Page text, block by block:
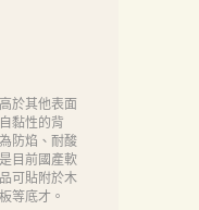
於其他表面
黏性的背
防焰、耐酸
目前國產軟
可貼附於木
等底才。